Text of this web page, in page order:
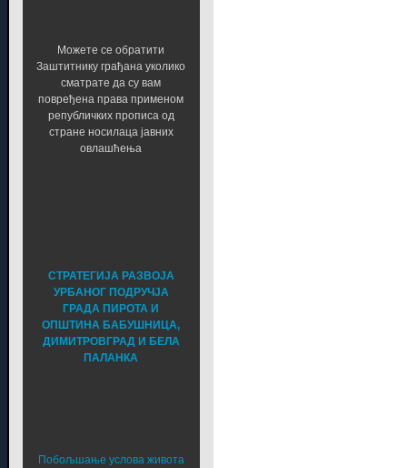
Можете се обратити
Заштитнику грађана уколико
сматрате да су вам
повређена права применом
републичких прописа од
стране носилаца јавних
овлашћења
СТРАТЕГИЈА РАЗВОЈА
УРБАНОГ ПОДРУЧЈА
ГРАДА ПИРОТА И
ОПШТИНА БАБУШНИЦА,
ДИМИТРОВГРАД И БЕЛА
ПАЛАНКА
Побољшање услова живота